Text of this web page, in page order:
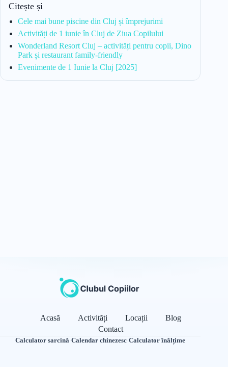
Citește și
Cele mai bune piscine din Cluj și împrejurimi
Activități de 1 iunie în Cluj de Ziua Copilului
Wonderland Resort Cluj – activități pentru copii, Dino
Park și restaurant family-friendly
Evenimente de 1 Iunie la Cluj [2025]
Acasă Activități Locații
Blog
Contact
Calculator sarcină·Calendar chinezesc·Calculator înălțime